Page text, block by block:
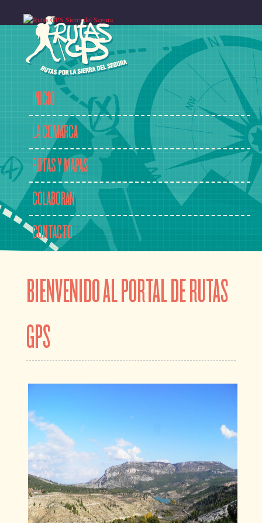
INICIO
LA COMARCA
RUTAS Y MAPAS
COLABORAN
CONTACTO
BIENVENIDO AL PORTAL DE RUTAS
GPS